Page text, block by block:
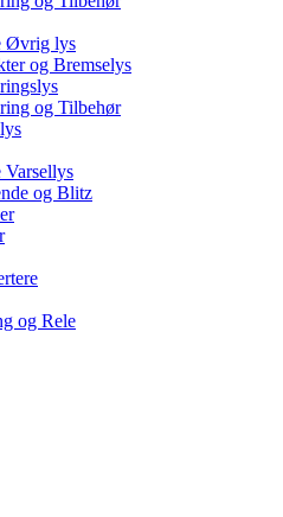
Øvrig lys
og Bremselys
og Tilbehør
Varsellys
og Blitz
og Rele